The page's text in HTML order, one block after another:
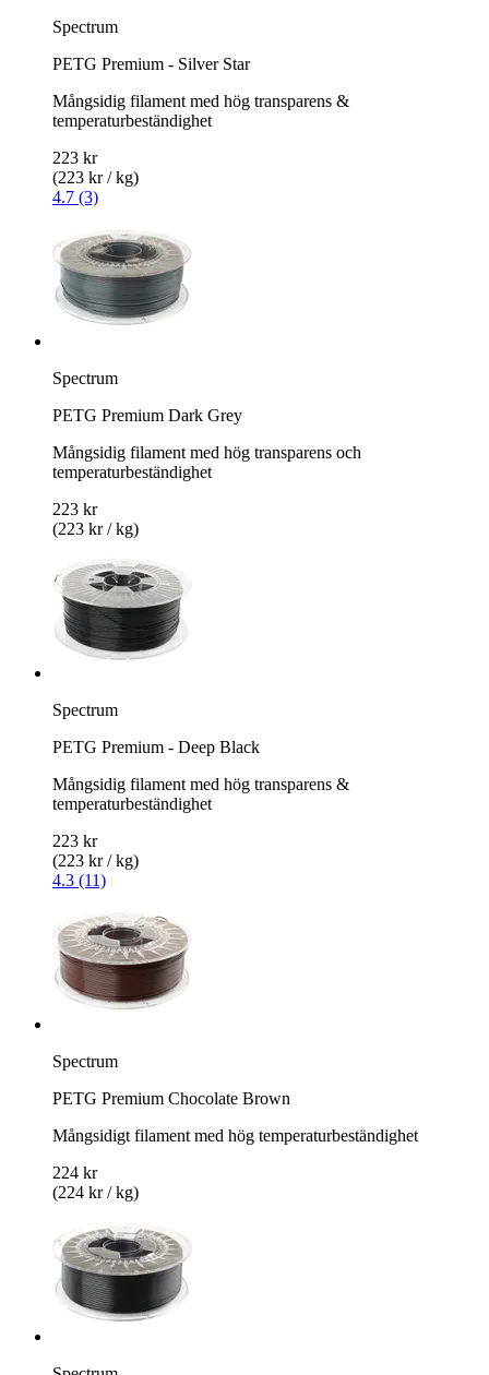
Spectrum
PETG Premium - Silver Star
Mångsidig filament med hög transparens &
temperaturbeständighet
223 kr
(223 kr / kg)
4.7 (3)
Spectrum
PETG Premium Dark Grey
Mångsidig filament med hög transparens och
temperaturbeständighet
223 kr
(223 kr / kg)
Spectrum
PETG Premium - Deep Black
Mångsidig filament med hög transparens &
temperaturbeständighet
223 kr
(223 kr / kg)
4.3 (11)
Spectrum
PETG Premium Chocolate Brown
Mångsidigt filament med hög temperaturbeständighet
224 kr
(224 kr / kg)